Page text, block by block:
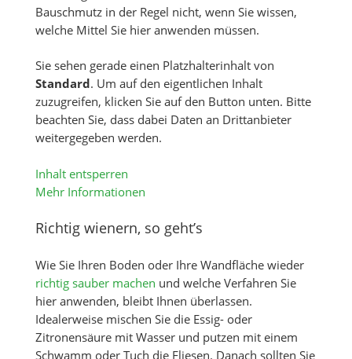
Bauschmutz in der Regel nicht, wenn Sie wissen,
welche Mittel Sie hier anwenden müssen.
Sie sehen gerade einen Platzhalterinhalt von
Standard. Um auf den eigentlichen Inhalt
zuzugreifen, klicken Sie auf den Button unten. Bitte
beachten Sie, dass dabei Daten an Drittanbieter
weitergegeben werden.
Inhalt entsperren
Mehr Informationen
Richtig wienern, so geht’s
Wie Sie Ihren Boden oder Ihre Wandfläche wieder
richtig sauber machen und welche Verfahren Sie
hier anwenden, bleibt Ihnen überlassen.
Idealerweise mischen Sie die Essig- oder
Zitronensäure mit Wasser und putzen mit einem
Schwamm oder Tuch die Fliesen. Danach sollten Sie